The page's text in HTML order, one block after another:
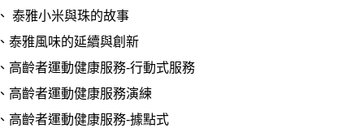
泰雅小米與珠的故事
泰雅風味的延續與創新
高齡者運動健康服務-行動式服務
高齡者運動健康服務演練
高齡者運動健康服務-據點式